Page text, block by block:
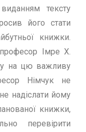
тексту
його стати
книжки.
Iмре Х.
на цю важливу
Нiмчук не
надiслати йому
книжки,
перевiрити